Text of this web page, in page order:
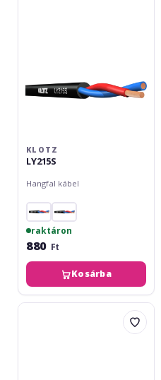
KLOTZ
LY215S
Hangfal kábel
raktáron
880 Ft
Kosárba
Adam